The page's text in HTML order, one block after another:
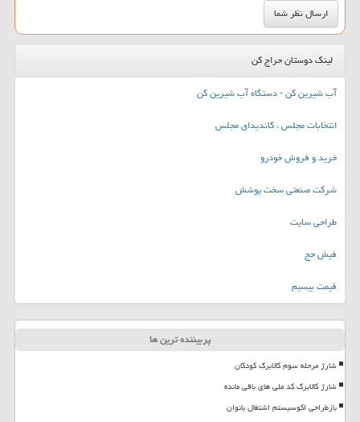
لینک دوستان حراج کن
آب شیرین کن - دستگاه آب شیرین کن
انتخابات مجلس ، کاندیدای مجلس
خرید و فروش خودرو
شرکت صنعتی سخت پوشش
طراحی سایت
فیش حج
قیمت بیسیم
پربیننده ترین ها
شارژ مرحله سوم کالابرگ کودکان
شارژ کالابرگ کد ملی های باقی مانده
بازطراحی اکوسیستم اشتغال بانوان